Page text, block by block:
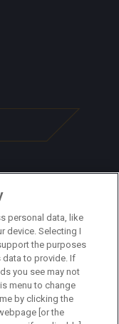
personal data, like
device. Selecting I
the purposes
data to provide. If
you see may not
menu to change
by clicking the
[or the